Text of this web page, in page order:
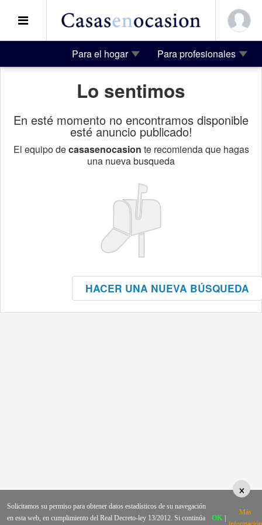
Para el hogar Para profesionales
Lo sentimos
En esté momento no encontramos disponible
esté anuncio publicado!
El equipo decasasenocasion te recomienda que hagas
una nueva busqueda
HACER UNA NUEVA BÚSQUEDA
×
Solicitamos su permiso para obtener datos estadísticos de su navegación
en esta web, en cumplimiento del Real Decreto-ley 13/2012. Si continúa
OK
Más